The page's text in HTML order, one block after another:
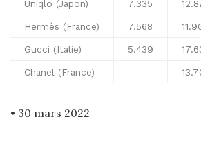
Uniqlo (Japon) 7.335
Hermès (France) 7.568
Gucci (Italie) 5.439
Chanel (France) –
• 30 mars 2022